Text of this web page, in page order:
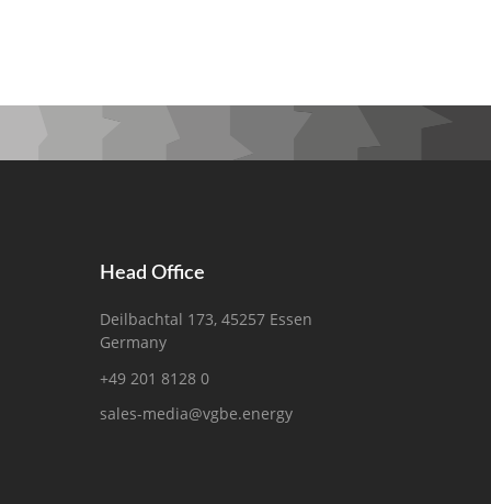
Head Office
Deilbachtal 173, 45257 Essen
Germany
+49 201 8128 0
sales-media@vgbe.energy